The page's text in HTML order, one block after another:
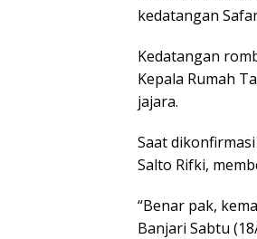
kedatangan
Kedatangan
Kepala Rumah
jajara.
Saat
Salto Rifki,
“Benar pak,
Banjari Sabtu